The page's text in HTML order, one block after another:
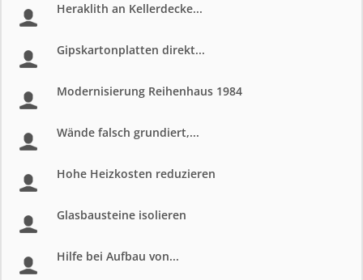
Heraklith an Kellerdecke...
Gipskartonplatten direkt...
Modernisierung Reihenhaus 1984
Wände falsch grundiert,...
Hohe Heizkosten reduzieren
Glasbausteine isolieren
Hilfe bei Aufbau von...